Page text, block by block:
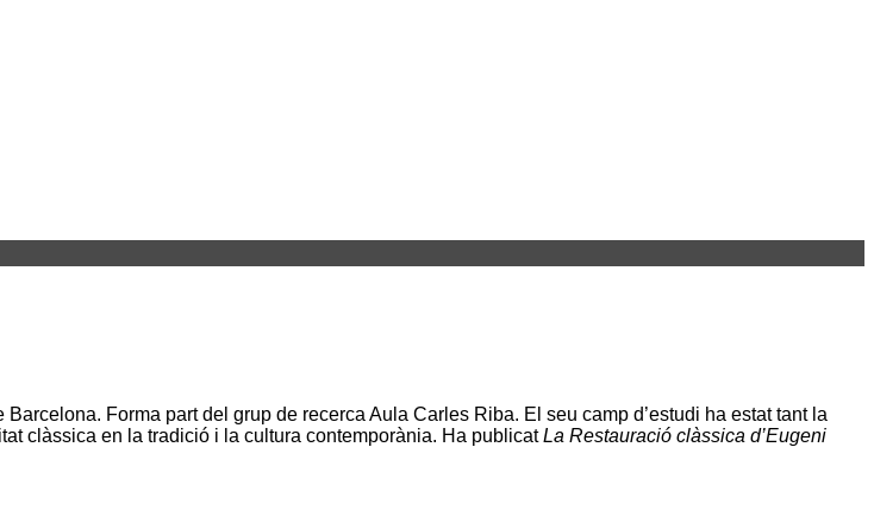
Forma part del grup de recerca Aula Carles Riba. El seu camp d’estudi ha estat tant la
clàssica en la tradició i la cultura contemporània. Ha publicatLa Restauració clàssica d’Eugeni